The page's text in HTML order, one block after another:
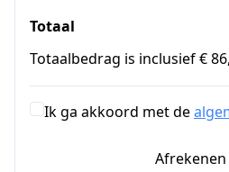
Totaal
Totaalbedrag is inclusief €
Ik ga akkoord met de
Afrekenen